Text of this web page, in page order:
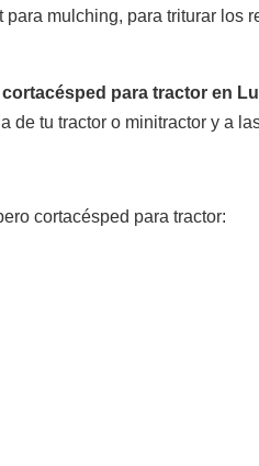
mulching, para triturar los
para tractor en
de tu tractor o minitractor y a
cortacésped para tractor: